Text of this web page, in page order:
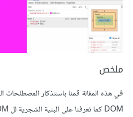
ملخص
في هذه المقالة قمنا باستذكار المصطلحات